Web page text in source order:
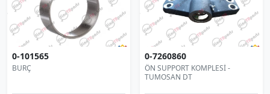
0-101565
BURÇ
0-7260860
ÖN SUPPORT KOMPLESİ -
TUMOSAN DT